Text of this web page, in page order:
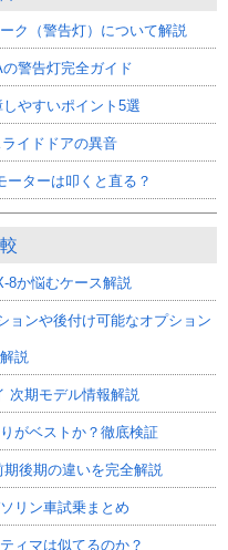
ク（警告灯）について解説
警告灯完全ガイド
やすいポイント5選
イドドアの異音
ーターは叩くと直る？
8か悩むケース解説
ョンや後付け可能なオプション
解説
次期モデル情報解説
がベストか？徹底検証
後期の違いを完全解説
リン車試乗まとめ
ィマは似てるのか？